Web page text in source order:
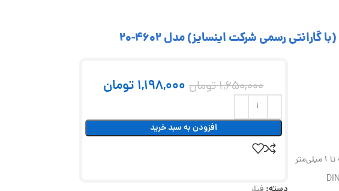
1,650,000تومان 1,198,000 تومان
افزودن به سبد خرید